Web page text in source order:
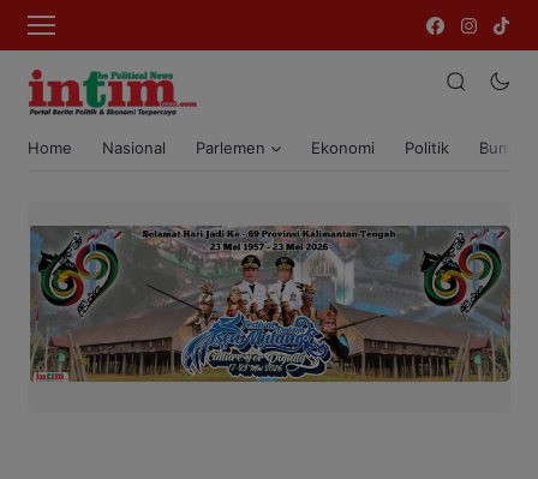
Home Nasional Parlemen Ekonomi Politik Bumi